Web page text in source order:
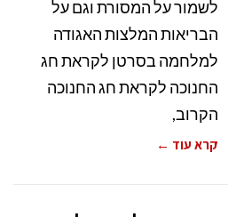
לשמור על המסורת וגם על
הבריאות המלצות האגודה
למלחמה בסרטן לקראת חג
החנוכה לקראת חג החנוכה
הקרוב,
קרא עוד ←